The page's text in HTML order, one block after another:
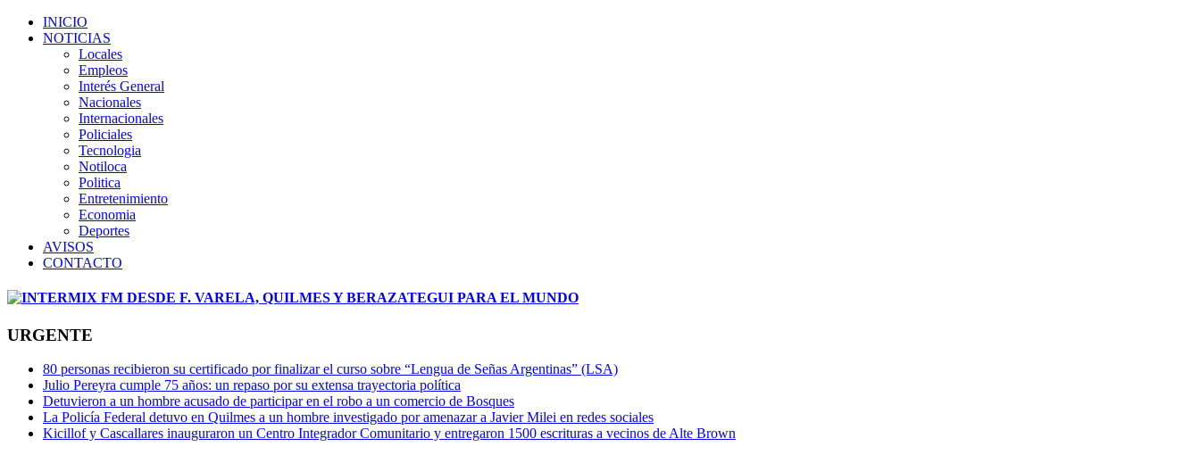
INICIO
NOTICIAS
Locales
Empleos
Interés General
Nacionales
Internacionales
Policiales
Tecnologia
Notiloca
Politica
Entretenimiento
Economia
Deportes
AVISOS
CONTACTO
URGENTE
80 personas recibieron su certificado por finalizar el curso sobre “Lengua de Señas Argentinas” (LSA)
Julio Pereyra cumple 75 años: un repaso por su extensa trayectoria política
Detuvieron a un hombre acusado de participar en el robo a un comercio de Bosques
La Policía Federal detuvo en Quilmes a un hombre investigado por amenazar a Javier Milei en redes sociales
Kicillof y Cascallares inauguraron un Centro Integrador Comunitario y entregaron 1500 escrituras a vecinos de Alte Brown